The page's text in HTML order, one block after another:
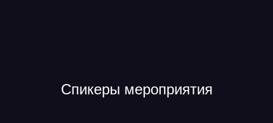
Спикеры мероприятия